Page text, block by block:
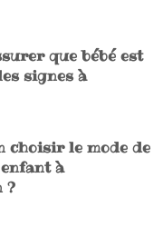
que bébé est
signes à
choisir le mode de
à
?